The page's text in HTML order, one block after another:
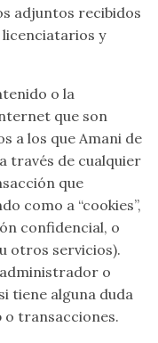
adjuntos recibidos
licenciatarios y
o la
que son
a los que Amani de
través de cualquier
que
como a “cookies”,
confidencial, o
otros servicios).
o
tiene alguna duda
o transacciones.